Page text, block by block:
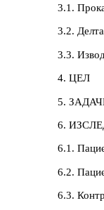
3.1.
3.2.
3.3.
4. ЦЕЛ
5.
6.
6.1.
6.2.
6.3.